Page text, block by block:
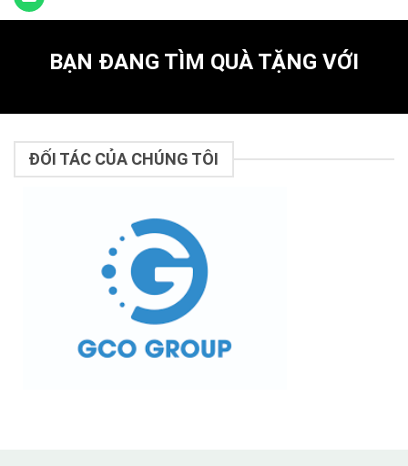
BẠN ĐANG TÌM QUÀ TẶNG VỚI
ĐỐI TÁC CỦA CHÚNG TÔI